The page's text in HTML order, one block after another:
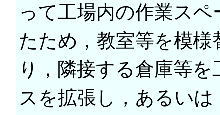
って工場内の作業ス
たため，教室等を模
り，隣接する倉庫等
スを拡張し，あるい